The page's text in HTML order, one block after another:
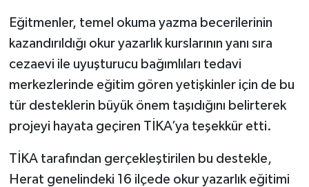
Eğitmenler, temel okuma yazma becerilerinin
kazandırıldığı okur yazarlık kurslarının yanı sıra
cezaevi ile uyuşturucu bağımlıları tedavi
merkezlerinde eğitim gören yetişkinler için de bu
tür desteklerin büyük önem taşıdığını belirterek
projeyi hayata geçiren TİKA’ya teşekkür etti.
TİKA tarafından gerçekleştirilen bu destekle,
Herat genelindeki 16 ilçede okur yazarlık eğitimi